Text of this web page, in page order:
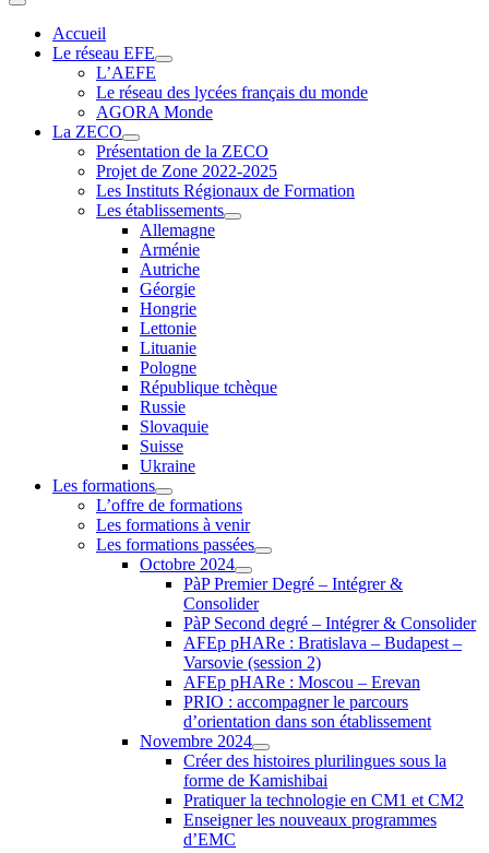
Toggle
NavigationAccueil
Le réseau EFE
L’AEFE
Le réseau des lycées français du monde
AGORA Monde
La ZECO
Présentation de la ZECO
Projet de Zone 2022-2025
Les Instituts Régionaux de Formation
Les établissements
Allemagne
Arménie
Autriche
Géorgie
Hongrie
Lettonie
Lituanie
Pologne
République tchèque
Russie
Slovaquie
Suisse
Ukraine
Les formations
L’offre de formations
Les formations à venir
Les formations passées
Octobre 2024
PàP Premier Degré – Intégrer &
Consolider
PàP Second degré – Intégrer & Consolider
AFEp pHARe : Bratislava – Budapest –
Varsovie (session 2)
AFEp pHARe : Moscou – Erevan
PRIO : accompagner le parcours
d’orientation dans son établissement
Novembre 2024
Créer des histoires plurilingues sous la
forme de Kamishibai
Pratiquer la technologie en CM1 et CM2
Enseigner les nouveaux programmes
d’EMC